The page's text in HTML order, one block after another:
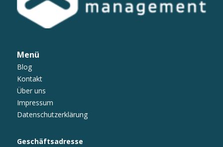
Menü
Blog
Kontakt
Über uns
Impressum
Datenschutzerklärung
Geschäftsadresse